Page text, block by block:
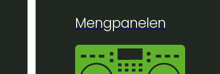
Mengpanelen